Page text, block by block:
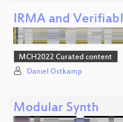
IRMA and
MCH2022 Curated content
Daniel Ostkamp
Modular Synth